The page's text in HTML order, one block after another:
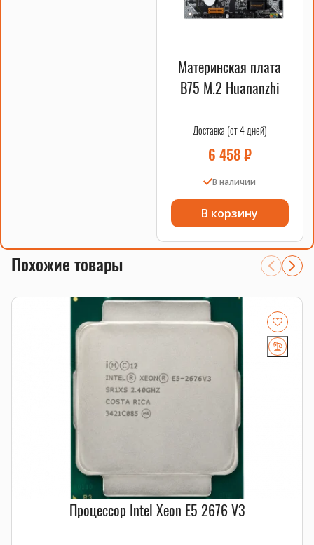
Материнская плата
B75 M.2 Huananzhi
Доставка (от 4 дней)
6 458₽
В наличии
В корзину
Похожие товары
Процессор Intel Xeon E5 2676 V3